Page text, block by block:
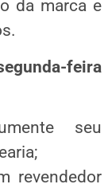
da marca e
feira
seu
revendedor